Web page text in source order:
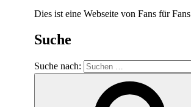
Dies ist eine Webseite von Fans für Fans
Suche
Suche nach: